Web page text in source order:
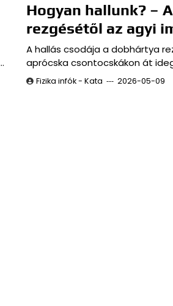
Hogyan hallunk? –
rezgésétől az agyi
A hallás csodája a dobhártya
aprócska csontocskákon át
Fizika infók - Kata 2026-05-09